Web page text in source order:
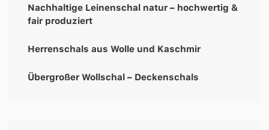
Nachhaltige Leinenschal natur – hochwertig &
fair produziert
Herrenschals aus Wolle und Kaschmir
Übergroßer Wollschal – Deckenschals